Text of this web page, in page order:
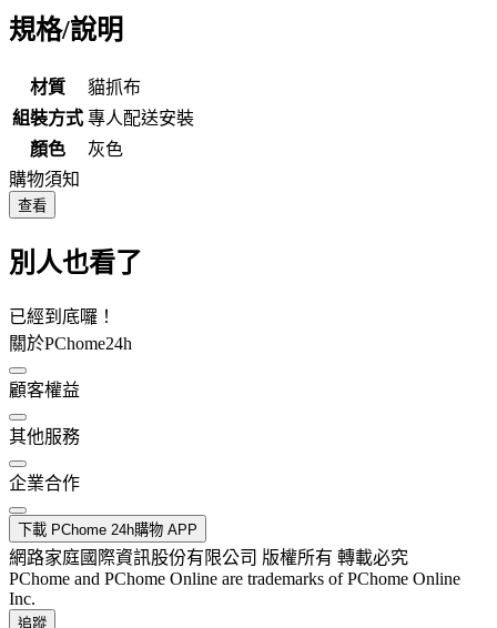
規格/說明
材質
貓抓布
組裝方式 專人配送安裝
顏色
灰色
購物須知
查看
別人也看了
已經到底囉！
關於PChome24h
顧客權益
其他服務
企業合作
下載 PChome 24h購物 APP
網路家庭國際資訊股份有限公司 版權所有 轉載必究
PChome and PChome Online are trademarks of PChome Online
Inc.
追蹤